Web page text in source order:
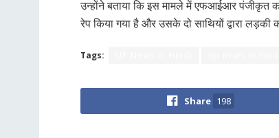
उन्होंने बताया कि इस मामले में एफआईआर पंजीकृत
रेप किया गया है और उसके दो साथियों द्वारा
Tags:
Share 198